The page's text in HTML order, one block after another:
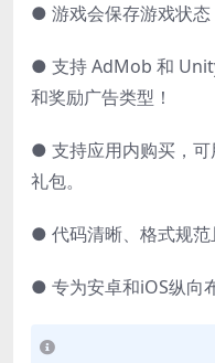
● 游戏会保存游戏状态
● 支持 AdMob 和
和奖励广告类型！
● 支持应用内购买，
礼包。
● 代码清晰、格式规范
● 专为安卓和iOS纵向